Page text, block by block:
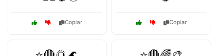
Copiar Copiar